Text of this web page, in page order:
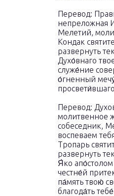
Перевод:
непреложная
Мелетий,
Кондак
развернуть
Духо́внаго
служе́ние
о́гненный
Перевод:
молитвенное
собеседник,
воспеваем
Тропарь
развернуть
Я́ко
честне́й
па́мять твою́
благода́ть